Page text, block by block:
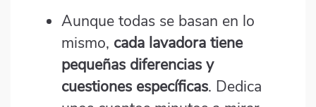
Aunque todas se basan en lo
mismo, cada lavadora tiene
pequeñas diferencias y
cuestiones específicas. Dedica